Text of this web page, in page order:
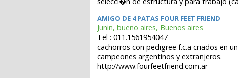
AMIGO DE 4 PATAS FOUR FEET FRIEND
Junin, bueno aires, Buenos aires
Tel : 011.1561954047
cachorros con pedigree f.c.a criados en
campeones argentinos y extranjeros.
http://www.fourfeetfriend.com.ar